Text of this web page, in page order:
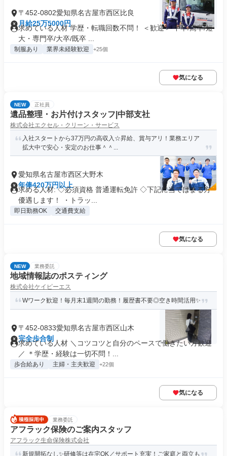
〒452-0802愛知県名古屋市西区比良
月給25万5000円
求めている人材 学歴・転職回数不問！ ＜歓迎＞ 中卒/高卒/短
大・専門卒/大卒/既卒 ...
制服あり 業界未経験歓迎 +25個
気になる
NEW 正社員
遺品整理・お片付けスタッフ|中部支社
株式会社エクセル・クリーン・サービス
入社スタートから37万円の高収入☆昇給、賞与アリ！業務エリア
拡大中で安心・安定のお仕事＾＾...
愛知県名古屋市西区大野木
年俸420万円以上
求める人材: ◇必須資格 普通運転免許 ◇下記に当てはまる方
優遇します！ ・トラッ...
即日勤務OK 交通費支給
気になる
NEW 業務委託
地域情報誌のポスティング
株式会社ケイピーエス
Wワーク歓迎！毎月末1週間の勤務！履歴書不要◎空き時間活用✨
〒452-0833愛知県名古屋市西区山木
完全歩合制
求めている人材 ＼コツコツと自分のペースで働きたい方歓迎
／ ＊学歴・経験は一切不問！...
歩合給あり 主婦・主夫歓迎 +22個
気になる
業務委託
アフラック保険のご案内スタッフ
アフラック生命保険株式会社
新規開拓なし✨研修等は在宅OK／サポート充実！ご家庭と両立も